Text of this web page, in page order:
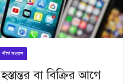
শীর্ষ সংবাদ
বা বিক্রির আগে